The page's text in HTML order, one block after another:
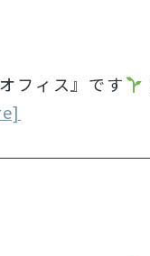
フィス』です